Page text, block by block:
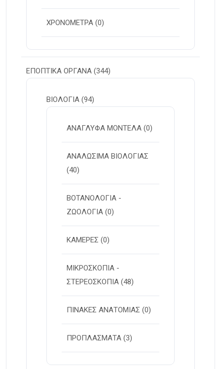
ΧΡΟΝΟΜΕΤΡΑ (0)
ΕΠΟΠΤΙΚΑ ΟΡΓΑΝΑ (344)
ΒΙΟΛΟΓΙΑ (94)
ΑΝΑΓΛΥΦΑ ΜΟΝΤΕΛΑ (0)
ΑΝΑΛΩΣΙΜΑ ΒΙΟΛΟΓΙΑΣ
(40)
ΒΟΤΑΝΟΛΟΓΙΑ -
ΖΩΟΛΟΓΙΑ (0)
ΚΑΜΕΡΕΣ (0)
ΜΙΚΡΟΣΚΟΠΙΑ -
ΣΤΕΡΕOΣΚΟΠΙΑ (48)
ΠΙΝΑΚΕΣ ΑΝΑΤΟΜΙΑΣ (0)
ΠΡΟΠΛΑΣΜΑΤΑ (3)